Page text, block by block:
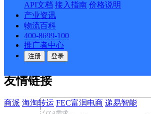
API文档 接入指南 价格说明
产业资讯
物流百科
400-8699-100
推广者中心
注册 登录
关于我们
公司介绍 企业动态
合作伙伴 快递鸟接口服务协议
户隐私政策
友情链接
商派 海淘转运 FEC富润电商 递易智能